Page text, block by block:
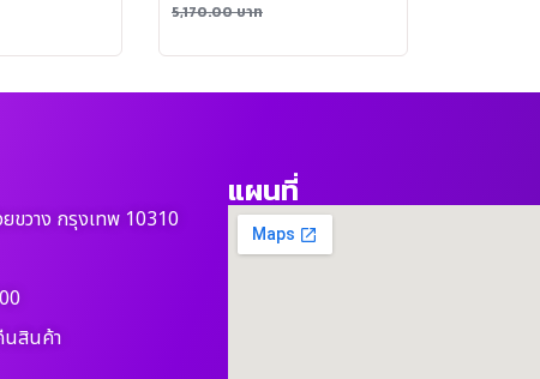
5,170.00บาท
ขวาง กรุงเทพ 10310
นสินค้า
แผนที่